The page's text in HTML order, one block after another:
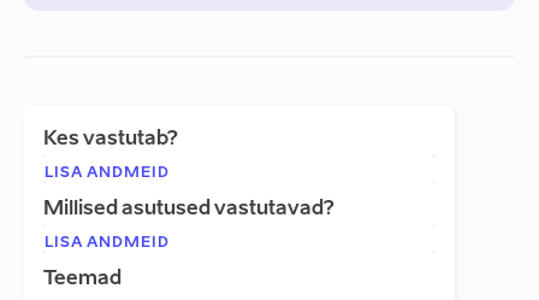
Kes vastutab?
LISA ANDMEID
Millised asutused vastutavad?
LISA ANDMEID
Teemad